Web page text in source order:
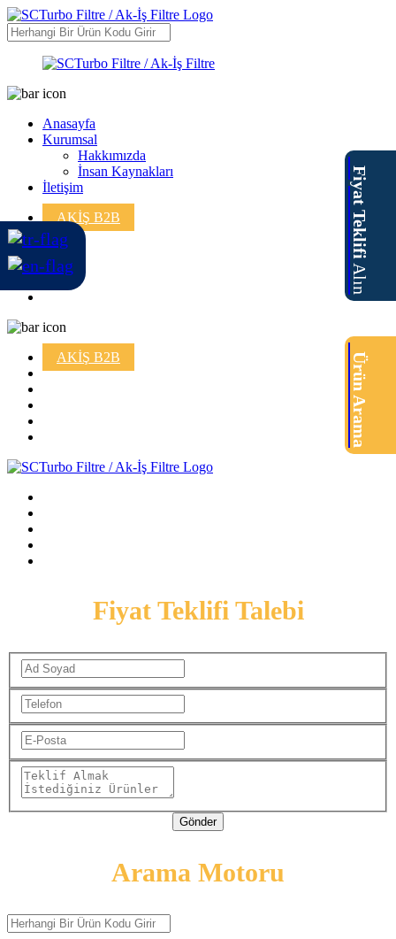
Anasayfa
Kurumsal
Hakkımızda
İnsan Kaynakları
İletişim
AKİŞ B2B
AKİŞ B2B
Fiyat Teklifi
Alın
Fiyat Teklifi Talebi
Gönder
Ürün Arama
Arama Motoru